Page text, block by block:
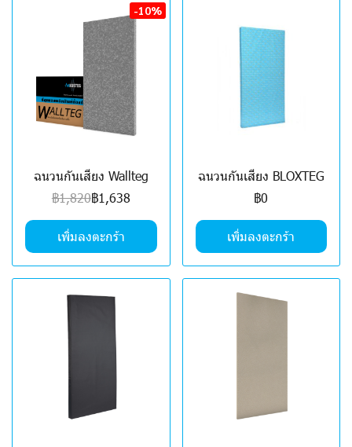
-10%
ฉนวนกันเสียง Wallteg
฿1,820฿1,638
เพิ่มลงตะกร้า
ฉนวนกันเสียง BLOXTEG
฿0
เพิ่มลงตะกร้า